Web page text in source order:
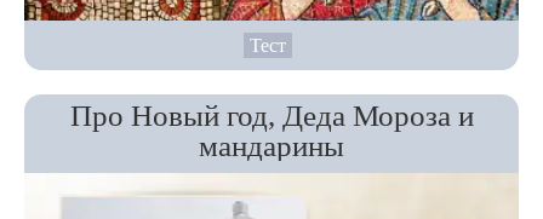
Тест
Про Новый год, Деда Мороза и
мандарины